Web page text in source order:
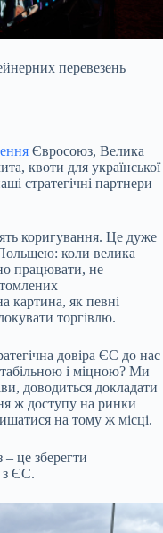
перевезень
Євросоюз, Велика
квоти для української
стратегічні партнери
коригування. Це дуже
коли велика
працювати, не
картина, як певні
торгівлю.
довіра ЄС до нас
і міцною? Ми
доводиться докладати
ж доступу на ринки
на тому ж місці.
це зберегти
з ЄС.